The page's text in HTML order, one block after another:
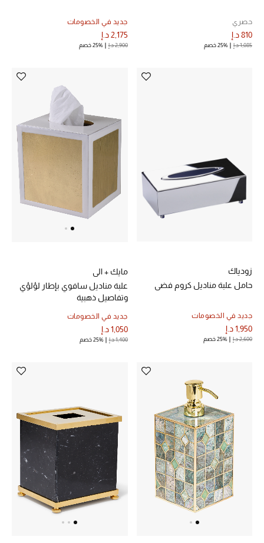
حصري
810 د.إ
1,085 د.إ 25% خصم
جديد في الخصومات
2,175 د.إ
2,900 د.إ 25% خصم
زودياك
حامل علبة مناديل كروم فضي
جديد في الخصومات
1,950 د.إ
2,600 د.إ 25% خصم
مايك + الي
علبة مناديل سافوي بإطار لؤلؤي
وتفاصيل ذهبية
جديد في الخصومات
1,050 د.إ
1,400 د.إ 25% خصم